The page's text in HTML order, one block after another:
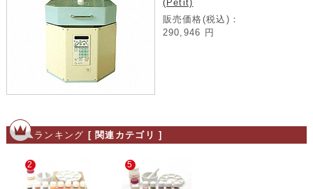
(Petit)
販売価格(税込)：
290,946 円
ランキング [ 関連カテゴリ ]
2 5